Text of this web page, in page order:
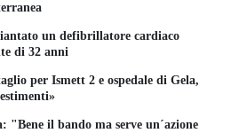
un defibrillatore cardiaco
di 32 anni
per Ismett 2 e ospedale di Gela,
"Bene il bando ma serve un´azione